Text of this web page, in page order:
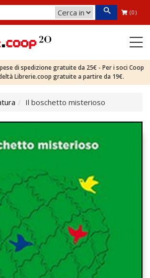
(0)
di spedizione gratuite da 25€ - Per i soci Coop
Librerie.coop gratuite a partire da 19€.
Il boschetto misterioso